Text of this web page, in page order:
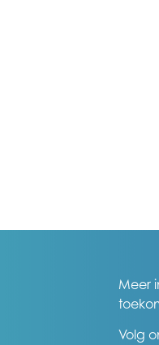
Meer
Volg